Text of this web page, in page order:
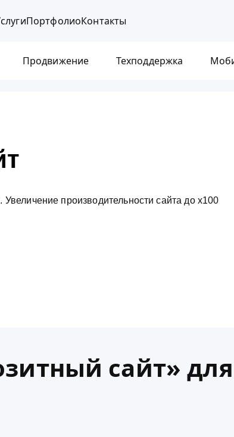
ПортфолиоКонтакты
Продвижение Техподдержка
производительности сайта до х100
сайт» для